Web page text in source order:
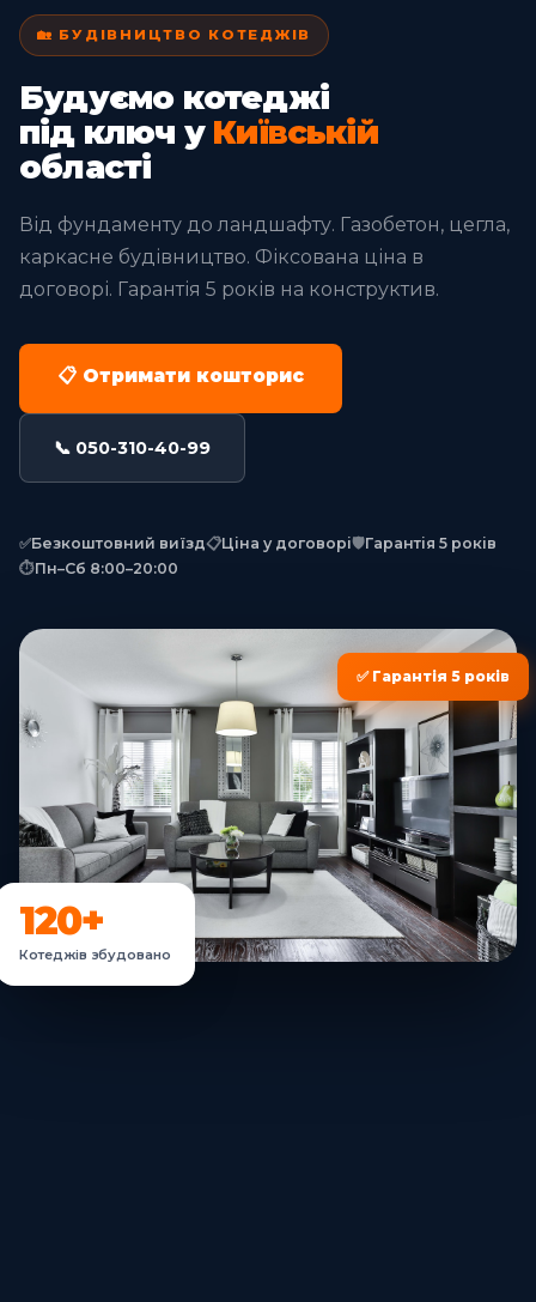
🏡 БУДІВНИЦТВО КОТЕДЖІВ
Будуємо котеджі
під ключ у Київській
області
Від фундаменту до ландшафту. Газобетон, цегла,
каркасне будівництво. Фіксована ціна в
договорі. Гарантія 5 років на конструктив.
📋 Отримати кошторис
📞 050-310-40-99
✅Безкоштовний виїзд📋Ціна у договорі🛡Гарантія 5 років
⏱Пн–Сб 8:00–20:00
120+
Котеджів збудовано
✅ Гарантія 5 років